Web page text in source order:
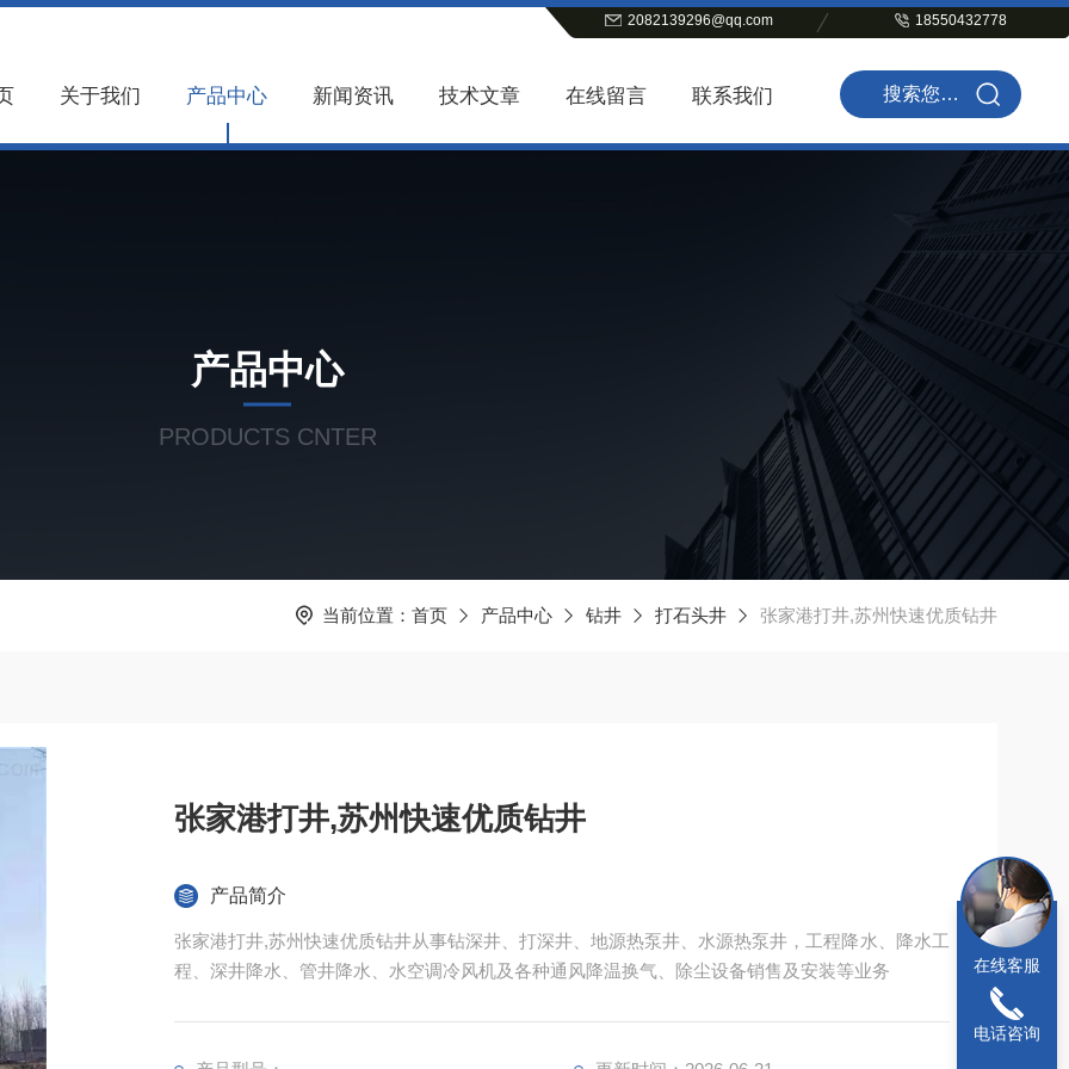
2082139296@qq.com 18550432778
关于我们 产品中心 新闻资讯 技术文章 在线留言 联系我们
产品中心
PRODUCTS CNTER
当前位置： 首页 产品中心 钻井 打石头井 张家港打井,苏州快速优质钻井
张家港打井,苏州快速优质钻井
产品简介
张家港打井,苏州快速优质钻井从事钻深井、打深井、地源热泵井、水源热泵井，工程降水、降水工
程、深井降水、管井降水、水空调冷风机及各种通风降温换气、除尘设备销售及安装等业务
在线客服
电话咨询